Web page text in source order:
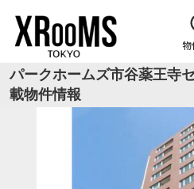
物
パークホームズ市谷薬王寺
載物件情報